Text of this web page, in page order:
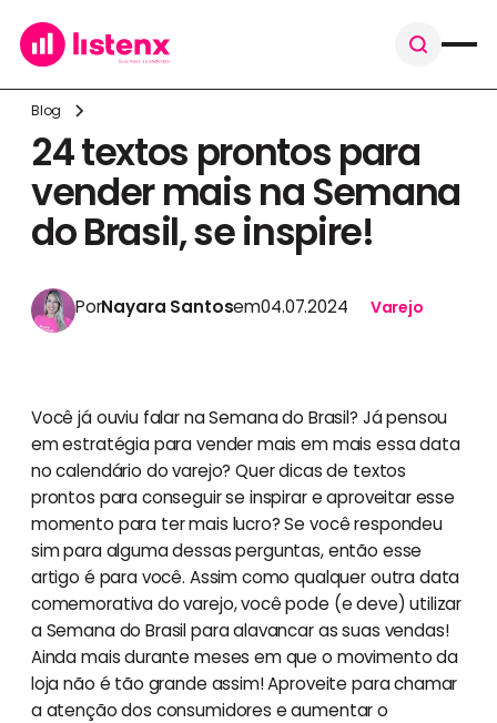
Blog
24 textos prontos para
vender mais na Semana
do Brasil, se inspire!
PorNayara Santosem04.07.2024 Varejo
Você já ouviu falar na Semana do Brasil? Já pensou
em estratégia para vender mais em mais essa data
no calendário do varejo? Quer dicas de textos
prontos para conseguir se inspirar e aproveitar esse
momento para ter mais lucro? Se você respondeu
sim para alguma dessas perguntas, então esse
artigo é para você. Assim como qualquer outra data
comemorativa do varejo, você pode (e deve) utilizar
a Semana do Brasil para alavancar as suas vendas!
Ainda mais durante meses em que o movimento da
loja não é tão grande assim! Aproveite para chamar
a atenção dos consumidores e aumentar o